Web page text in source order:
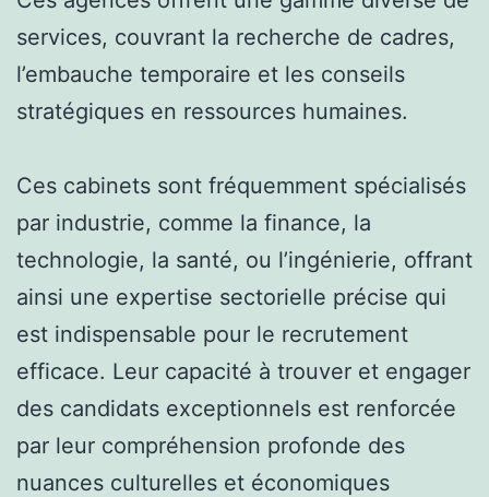
services, couvrant la recherche de cadres,
l’embauche temporaire et les conseils
stratégiques en ressources humaines.
Ces cabinets sont fréquemment spécialisés
par industrie, comme la finance, la
technologie, la santé, ou l’ingénierie, offrant
ainsi une expertise sectorielle précise qui
est indispensable pour le recrutement
efficace. Leur capacité à trouver et engager
des candidats exceptionnels est renforcée
par leur compréhension profonde des
nuances culturelles et économiques